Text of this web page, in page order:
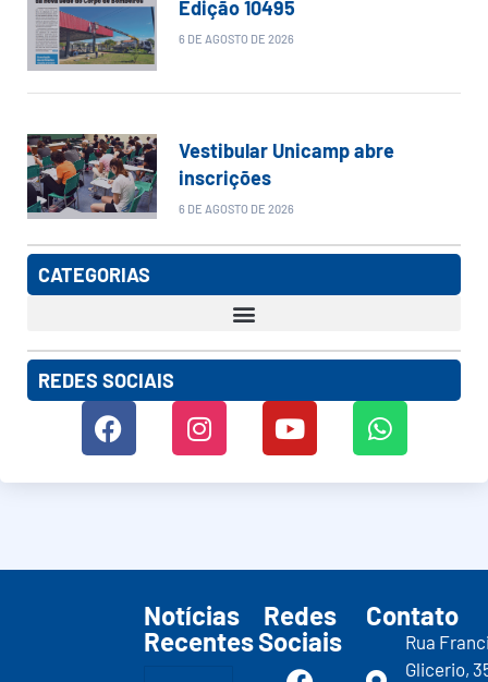
Edição 10495
6 DE AGOSTO DE 2026
Vestibular Unicamp abre
inscrições
6 DE AGOSTO DE 2026
CATEGORIAS
REDES SOCIAIS
Notícias
Recentes
Redes
Sociais
Contato
Rua
Glicerio,